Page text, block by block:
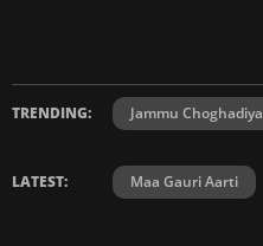
TRENDING: Jammu Choghadiya
LATEST: Maa Gauri Aarti